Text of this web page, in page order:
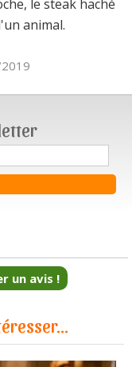
le steak haché
animal.
un avis !